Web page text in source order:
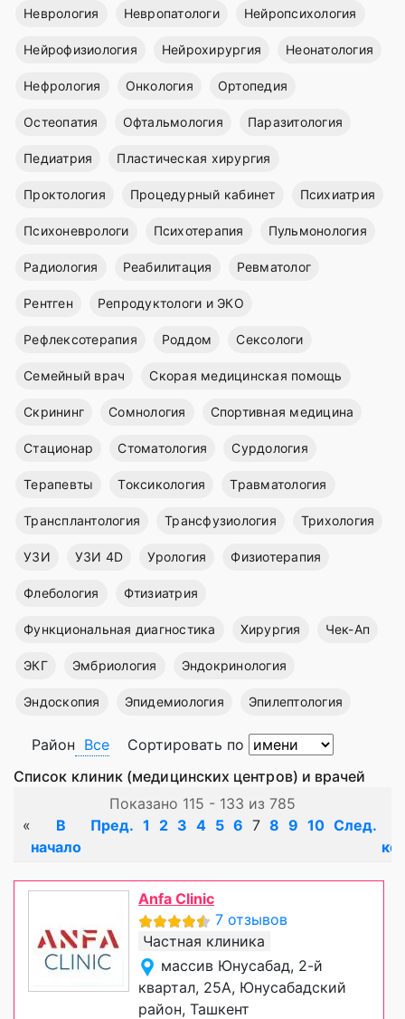
Неврология Невропатологи Нейропсихология
Нейрофизиология Нейрохирургия Неонатология
Нефрология Онкология Ортопедия
Остеопатия Офтальмология Паразитология
Педиатрия Пластическая хирургия
Проктология Процедурный кабинет Психиатрия
Психоневрологи Психотерапия Пульмонология
Радиология Реабилитация Ревматолог
Рентген Репродуктологи и ЭКО
Рефлексотерапия Роддом Сексологи
Семейный врач Скорая медицинская помощь
Скрининг Сомнология Спортивная медицина
Стационар Стоматология Сурдология
Терапевты Токсикология Травматология
Трансплантология Трансфузиология Трихология
УЗИ УЗИ 4D Урология Физиотерапия
Флебология Фтизиатрия
Функциональная диагностика Хирургия Чек-Ап
ЭКГ Эмбриология Эндокринология
Эндоскопия Эпидемиология Эпилептология
Район Все
Сортировать по
Список клиник (медицинских центров) и врачей
Показано 115 - 133 из 785
«
В
начало
Пред. 1 2 3 4 5 6 7 8 9 10 След.
Anfa Clinic
7 отзывов
Частная клиника
массив Юнусабад, 2-й
квартал, 25А, Юнусабадский
район, Ташкент